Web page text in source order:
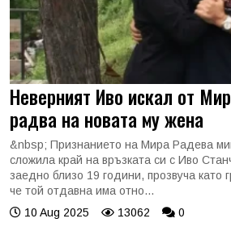
Неверният Иво искал от
радва на новата му жена
&nbsp; Признанието на Мира Радева
сложила край на връзката си с Иво
заедно близо 19 години, прозвуча като
че той отдавна има отно...
10 Aug 2025
13062 0